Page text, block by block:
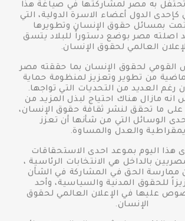
به مصر لمشاركتها في صياغة هذا
كإحدى الدول أعضاء الاسرة الدولية، التي
بمسائل حقوق الإنسان وتطويرها
اصلته مصر بوضع دستوراً للبلاد يتسق
العالمي لحقوق الإنسان.
القومي لحقوق الإنسان بما حققته مصر
من تطوير وتعزيز لمنظومة حماية
رغم العديد من التحديات التي تواجها.
انه مازال هناك احتياج لبذل المزيد من
على ما تحقق لنشر ثقافة حقوق الإنسان،
الوسائل التي من شأنها أن تعزز
والعدل والمساوة.
هذا اليوم بموعد احدى الاستحقاقات
بالداخل هي الانتخابات الرئاسية ،
ممارسة الحق في المشاركة في الشأن
للحقوق المدنية والسياسية، وأحد
عليها في الإعلان العالمي لحقوق
الإنسان.